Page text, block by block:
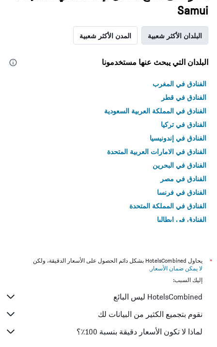
Samui
البلدان الأكثر شعبية المدن الأكثر شعبية
البلدان التي يبحث عنها مستخدمونا
الفنادق في المغرب
الفنادق في قطر
الفنادق في المملكة العربية السعودية
الفنادق في تركيا
الفنادق في إندونيسيا
الفنادق في الامارات العربية المتحدة
الفنادق في البحرين
الفنادق في مصر
الفنادق في فرنسا
الفنادق في المملكة المتحدة
الفنادق في إيطاليا
*
يحاول HotelsCombined بشكل دائم الحصول على الأسعار الدقيقة، ولكن
لا يمكن ضمان الأسعار .
إليك السبب:
HotelsCombined ليس البائع
نقوم بتجميع الكثير من البيانات لك
لماذا لا تكون الأسعار دقيقة بنسبة 100٪؟